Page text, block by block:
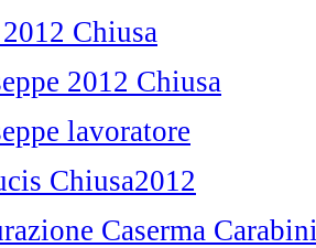
Chiusa
2012 Chiusa
lavoratore
Chiusa2012
Caserma